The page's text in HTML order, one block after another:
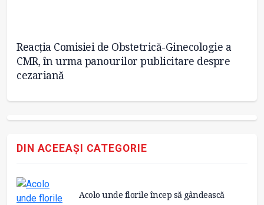
Reacția Comisiei de Obstetrică-Ginecologie a
CMR, în urma panourilor publicitare despre
cezariană
DIN ACEEAȘI CATEGORIE
Acolo unde florile încep să gândească